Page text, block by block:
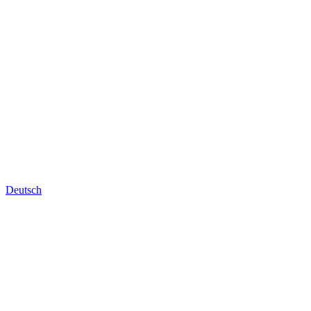
Deutsch